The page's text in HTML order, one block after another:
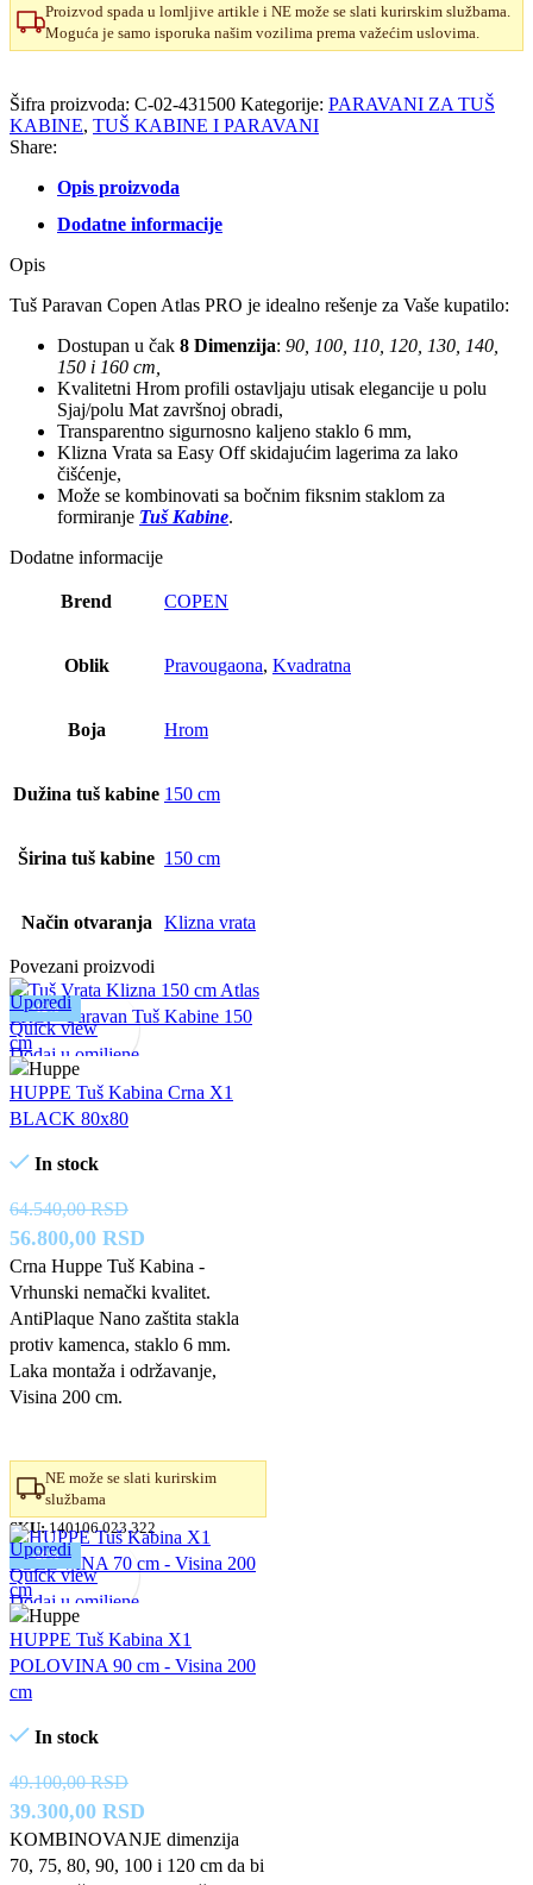
Proizvod spada u lomljive artikle i NE može se slati kurirskim službama.
Moguća je samo isporuka našim vozilima prema važećim uslovima.
Šifra proizvoda: C-02-431500 Kategorije: PARAVANI ZA TUŠ
KABINE, TUŠ KABINE I PARAVANI
Share:
Opis proizvoda
Dodatne informacije
Opis
Tuš Paravan Copen Atlas PRO je idealno rešenje za Vaše kupatilo:
Dostupan u čak 8 Dimenzija: 90, 100, 110, 120, 130, 140,
150 i 160 cm,
Kvalitetni Hrom profili ostavljaju utisak elegancije u polu
Sjaj/polu Mat završnoj obradi,
Transparentno sigurnosno kaljeno staklo 6 mm,
Klizna Vrata sa Easy Off skidajućim lagerima za lako
čišćenje,
Može se kombinovati sa bočnim fiksnim staklom za
formiranje Tuš Kabine.
Dodatne informacije
Brend COPEN
Oblik Pravougaona, Kvadratna
Boja Hrom
Dužina tuš kabine 150 cm
Širina tuš kabine 150 cm
Način otvaranja Klizna vrata
Povezani proizvodi
-12%
Uporedi
Quick view
Dodaj u omiljene
HUPPE Tuš Kabina Crna X1
BLACK 80x80
In stock
64.540,00RSD
Originalna
cena
je
bila:
64.540,00 RSD.
56.800,00 RSD
cena
je:
56.800,00 RSD.
Crna Huppe Tuš Kabina -
Vrhunski nemački kvalitet.
AntiPlaque Nano zaštita stakla
protiv kamenca, staklo 6 mm.
Laka montaža i održavanje,
Visina 200 cm.
NE može se slati kurirskim
službama
SKU:140106.023.322
-20%
Uporedi
Quick view
Dodaj u omiljene
HUPPE Tuš Kabina X1
POLOVINA 90 cm - Visina 200
cm
In stock
49.100,00RSD
Originalna
cena
je
39.300,00 RSD
cena
je:
KOMBINOVANJE dimenzija
70, 75, 80, 90, 100 i 120 cm da bi